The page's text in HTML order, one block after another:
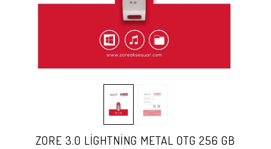
ZORE 3.0 LİGHTNİNG METAL OTG 256 GB